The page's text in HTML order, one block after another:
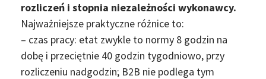
rozliczeń i stopnia niezależności wykonawcy.
Najważniejsze praktyczne różnice to:
– czas pracy: etat zwykle to normy 8 godzin na
dobę i przeciętnie 40 godzin tygodniowo, przy
rozliczeniu nadgodzin; B2B nie podlega tym